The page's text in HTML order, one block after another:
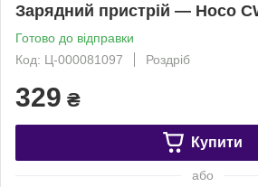
Зарядний пристрій — Hoco
Готово до відправки
Код: Ц-000081097
Роздріб
329 ₴
Купити
або